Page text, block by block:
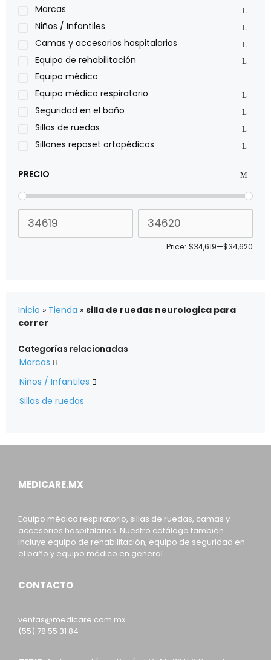
Nidek
Oxiplus
Philips
Pride
Roho
Sillas de ruedas Everest Jennings
Stealth products
Xiehe Medical
Marcas
Niños / Infantiles
Camas y accesorios hospitalarios
Equipo de rehabilitación
Equipo médico
Equipo médico respiratorio
Seguridad en el baño
Sillas de ruedas
Sillones reposet ortopédicos
PRECIO
Price: $34,619—$34,620
Inicio » Tienda » silla de ruedas neurologica para
correr
Categorías relacionadas
Marcas 
Niños / Infantiles 
Sillas de ruedas
MEDICARE.MX
Equipo médico respiratorio, sillas de ruedas, camas y
accesorios hospitalarios. Nuestro catálogo también
incluye equipo de rehabilitación, equipo de seguridad en
el baño y equipo médico en general.
CONTACTO
ventas@medicare.com.mx
(55) 78 55 31 84